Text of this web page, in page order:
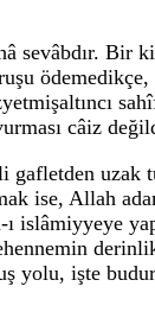
sevâbdır. Bir
câiz
gafletden uzak
ise, Allah
ı islâmiyyeye
yolu, işte